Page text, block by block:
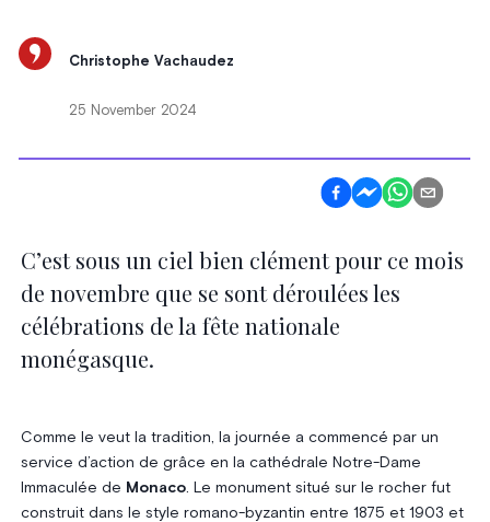
Christophe Vachaudez
25 November 2024
C’est sous un ciel bien clément pour ce mois
de novembre que se sont déroulées les
célébrations de la fête nationale
monégasque.
Comme le veut la tradition, la journée a commencé par un
service d’action de grâce en la cathédrale Notre-Dame
Immaculée de Monaco. Le monument situé sur le rocher fut
construit dans le style romano-byzantin entre 1875 et 1903 et